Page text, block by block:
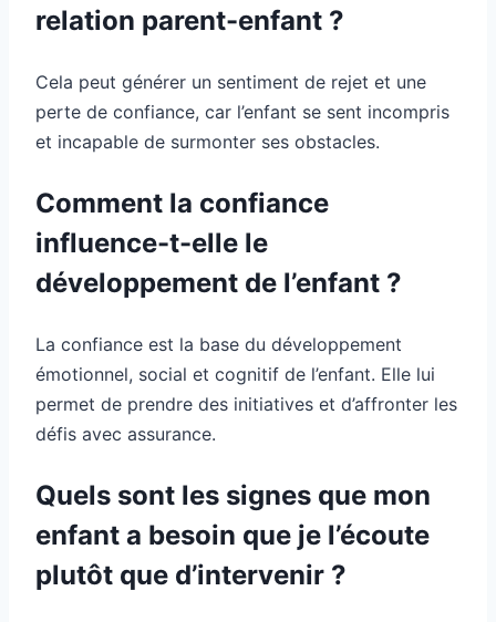
relation parent-enfant ?
Cela peut générer un sentiment de rejet et une
perte de confiance, car l’enfant se sent incompris
et incapable de surmonter ses obstacles.
Comment la confiance
influence-t-elle le
développement de l’enfant ?
La confiance est la base du développement
émotionnel, social et cognitif de l’enfant. Elle lui
permet de prendre des initiatives et d’affronter les
défis avec assurance.
Quels sont les signes que mon
enfant a besoin que je l’écoute
plutôt que d’intervenir ?